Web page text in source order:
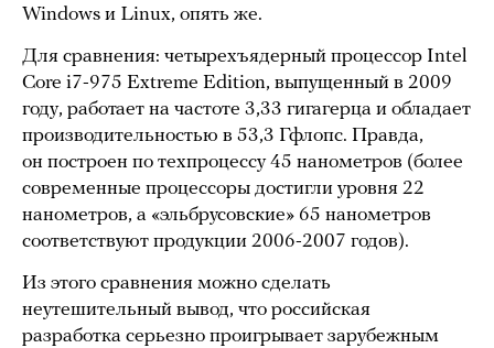
Windows и Linux, опять же.
Для сравнения: четырехъядерный процессор Intel
Core i7-975 Extreme Edition, выпущенный в 2009
году, работает на частоте 3,33 гигагерца и обладает
производительностью в 53,3 Гфлопс. Правда,
он построен по техпроцессу 45 нанометров (более
современные процессоры достигли уровня 22
нанометров, а «эльбрусовские» 65 нанометров
соответствуют продукции 2006-2007 годов).
Из этого сравнения можно сделать
неутешительный вывод, что российская
разработка серьезно проигрывает зарубежным